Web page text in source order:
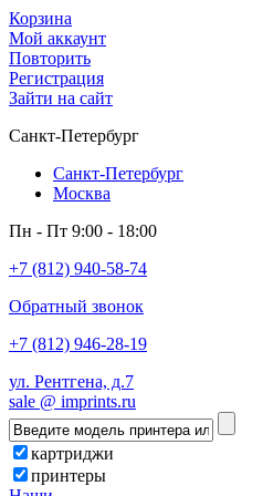
Корзина
Мой аккаунт
Повторить
Регистрация
Зайти на сайт
Санкт-Петербург
Санкт-Петербург
Москва
Пн - Пт 9:00 - 18:00
+7 (812) 940-58-74
Обратный звонок
+7 (812) 946-28-19
ул. Рентгена, д.7
sale @ imprints.ru
картриджи
принтеры